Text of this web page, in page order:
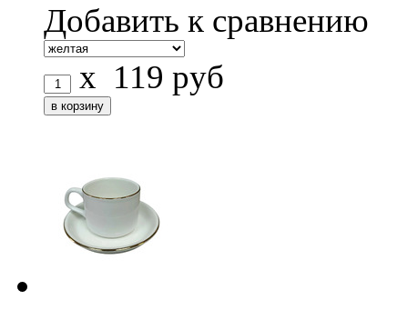
Добавить к сравнению
x 119 руб